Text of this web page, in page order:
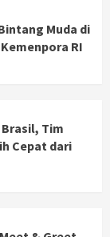
Muda di
RI
Tim
Cepat dari